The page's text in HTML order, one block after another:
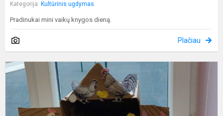
Kategorija: Kultūrinis ugdymas
Pradinukai mini vaikų knygos dieną.
Plačiau